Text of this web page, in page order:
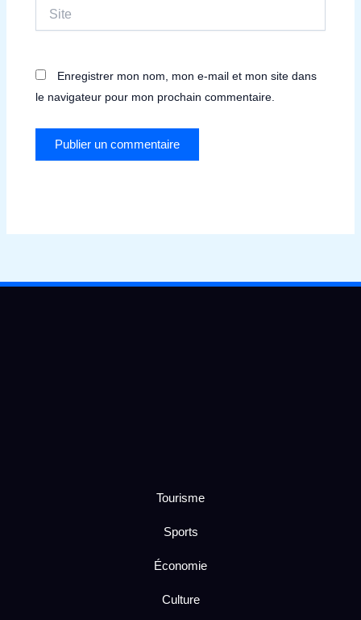
Enregistrer mon nom, mon e-mail et mon site dans
le navigateur pour mon prochain commentaire.
Tourisme
Sports
Économie
Culture